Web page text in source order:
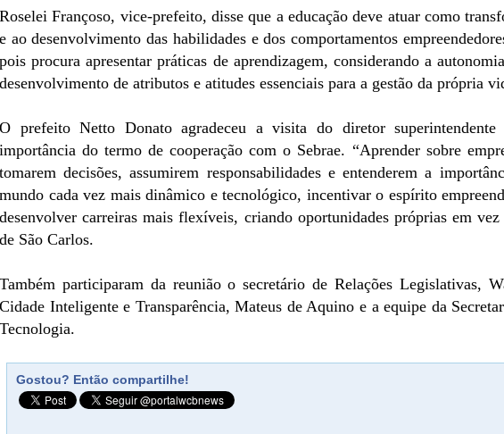
Roselei Françoso, vice-prefeito, disse que a educação deve atuar como
e ao desenvolvimento das habilidades e dos comportamentos
pois procura apresentar práticas de aprendizagem, considerando a
desenvolvimento de atributos e atitudes essenciais para a gestão da própria
O prefeito Netto Donato agradeceu a visita do diretor
importância do termo de cooperação com o Sebrae. “Aprender sobre
tomarem decisões, assumirem responsabilidades e entenderem a
mundo cada vez mais dinâmico e tecnológico, incentivar o espírito
desenvolver carreiras mais flexíveis, criando oportunidades próprias em
de São Carlos.
Também participaram da reunião o secretário de Relações Legislativas,
Cidade Inteligente e Transparência, Mateus de Aquino e a equipe da
Tecnologia.
Gostou? Então compartilhe!